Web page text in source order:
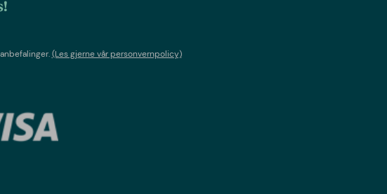
(Les gjerne vår personvernpolicy)